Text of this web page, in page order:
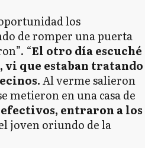
los
de romper una puerta
“El otro día escuché
vi que estaban tratando
Al verme salieron
metieron en una casa de
entraron a los
joven oriundo de la